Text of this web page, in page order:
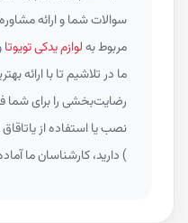
سوالات شما و ارائه مشاوره
مربوط بهلوازم یدکی تویوتاو
ما در تلاشیم تا با ارائه
رضایت‌بخشی را برای شما
نصب یا استفاده از یاتاقاق
) دارید، کارشناسان ما